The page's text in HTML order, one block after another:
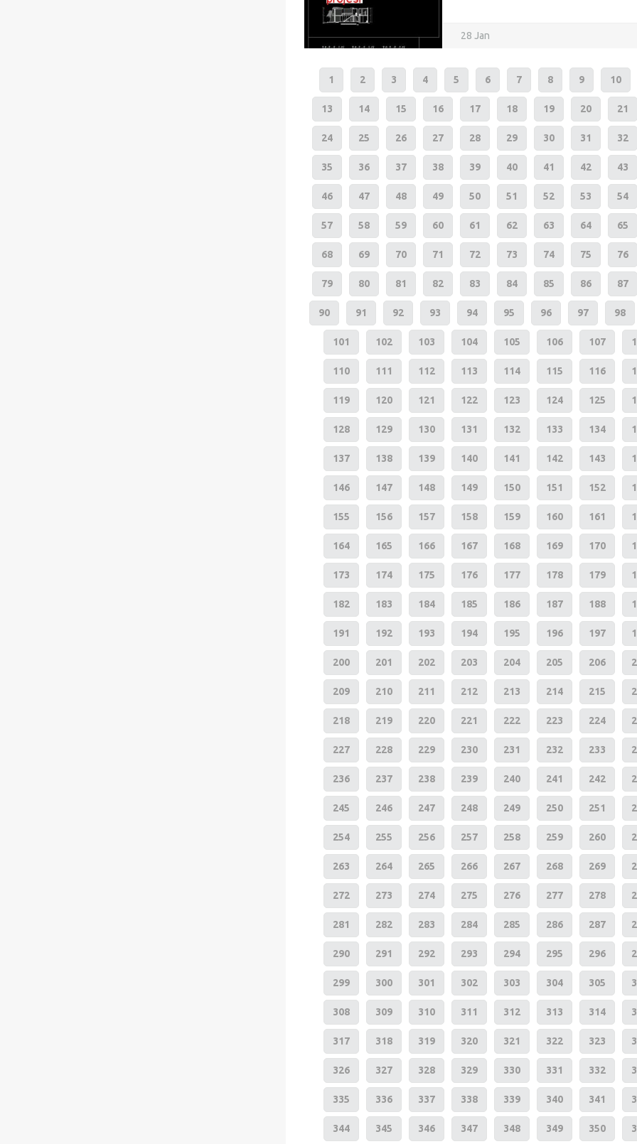
28 Jan
1 2 3 4 5 6 7 8 9 10
13 14 15 16 17 18 19 20 21
24 25 26 27 28 29 30 31 32
35 36 37 38 39 40 41 42 43
46 47 48 49 50 51 52 53 54
57 58 59 60 61 62 63 64 65
68 69 70 71 72 73 74 75 76
79 80 81 82 83 84 85 86 87
90 91 92 93 94 95 96 97 98
101 102 103 104 105 106 107
110 111 112 113 114 115 116
119 120 121 122 123 124 125
128 129 130 131 132 133 134
137 138 139 140 141 142 143
146 147 148 149 150 151 152
155 156 157 158 159 160 161
164 165 166 167 168 169 170
173 174 175 176 177 178 179
182 183 184 185 186 187 188
191 192 193 194 195 196 197
200 201 202 203 204 205 206
209 210 211 212 213 214 215
218 219 220 221 222 223 224
227 228 229 230 231 232 233
236 237 238 239 240 241 242
245 246 247 248 249 250 251
254 255 256 257 258 259 260
263 264 265 266 267 268 269
272 273 274 275 276 277 278
281 282 283 284 285 286 287
290 291 292 293 294 295 296
299 300 301 302 303 304 305
308 309 310 311 312 313 314
317 318 319 320 321 322 323
326 327 328 329 330 331 332
335 336 337 338 339 340 341
344 345 346 347 348 349 350